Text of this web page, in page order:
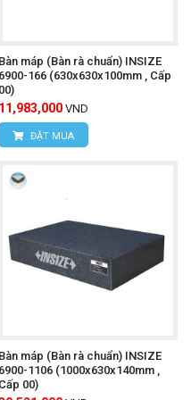
thí nghiệm hiệu
Dành cho các phòng
Dành cho xưởng sản
việc kiểm tra và chế
với "Toolroom Grade"
hết các công việc đo
trường sản xuất hoặc
Bàn máp (Bàn rà chuẩn) INSIZE
6900-166 (630x630x100mm , Cấp
00)
11,983,000 VND
ĐẶT MUA
Bàn máp (Bàn rà chuẩn) INSIZE
6900-1106 (1000x630x140mm ,
Cấp 00)